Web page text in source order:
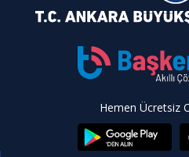
Hemen Ücretsiz